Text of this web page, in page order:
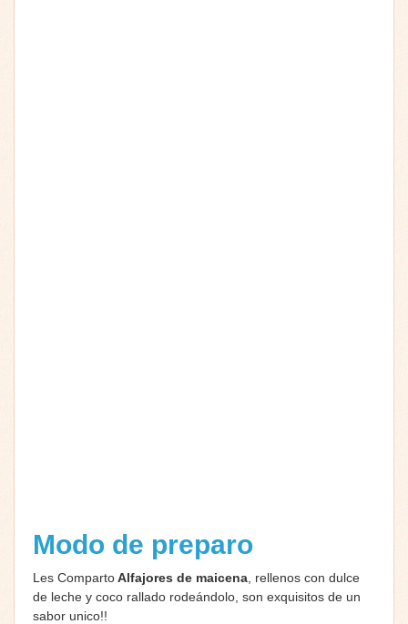
Modo de preparo
Les CompartoAlfajores de maicena , rellenos con dulce
de leche y coco rallado rodeándolo, son exquisitos de un
sabor unico!!